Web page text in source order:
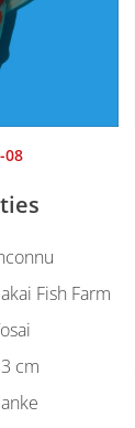
08
Fish Farm
cm